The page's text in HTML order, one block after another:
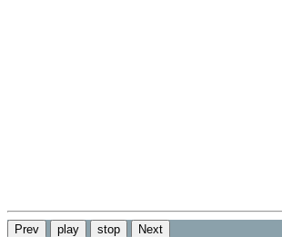
Prev play stop
Next